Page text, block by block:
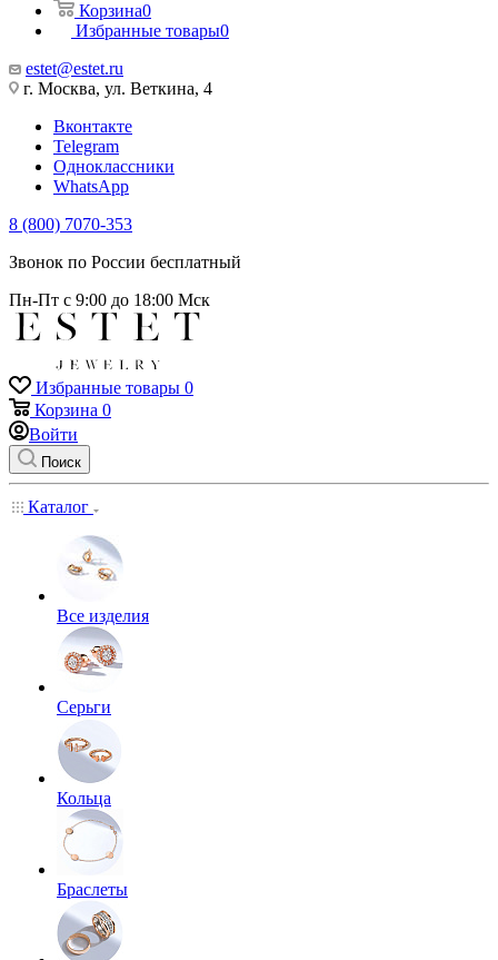
Корзина0
Избранные товары0
estet@estet.ru
г. Москва, ул. Веткина, 4
Вконтакте
Telegram
Одноклассники
WhatsApp
8 (800) 7070-353
Звонок по России бесплатный
Пн-Пт с 9:00 до 18:00 Мск
Избранные товары 0
Корзина 0
Войти
Поиск
Каталог
Все изделия
Серьги
Кольца
Браслеты